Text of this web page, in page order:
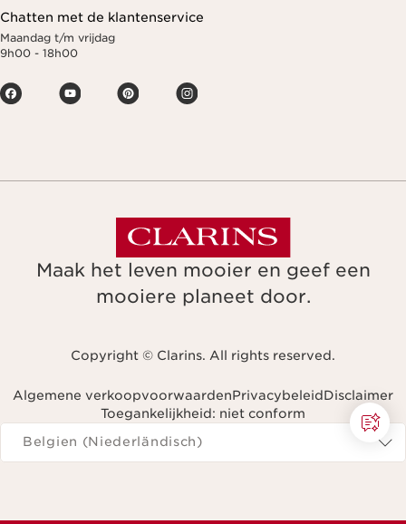
Chatten met de klantenservice
Maandag t/m vrijdag
9h00 - 18h00
Maak het leven mooier en geef een
mooiere planeet door.
Copyright © Clarins. All rights reserved.
Algemene verkoopvoorwaardenPrivacybeleidDisclaimer
Toegankelijkheid: niet conform
Navigeren naar
Belgien (Niederländisch)